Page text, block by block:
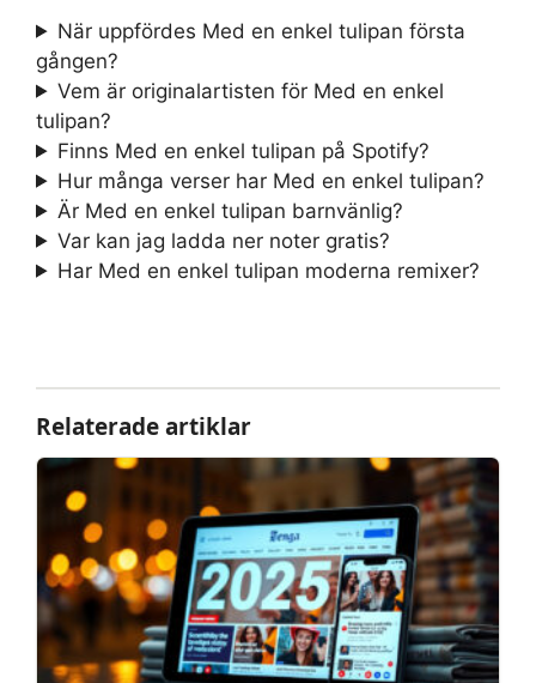
När uppfördes Med en enkel tulipan första
gången?
Vem är originalartisten för Med en enkel
tulipan?
Finns Med en enkel tulipan på Spotify?
Hur många verser har Med en enkel tulipan?
Är Med en enkel tulipan barnvänlig?
Var kan jag ladda ner noter gratis?
Har Med en enkel tulipan moderna remixer?
Relaterade artiklar